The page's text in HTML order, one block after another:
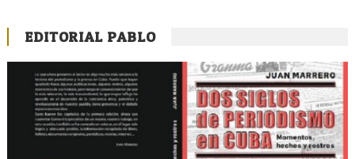
EDITORIAL PABLO